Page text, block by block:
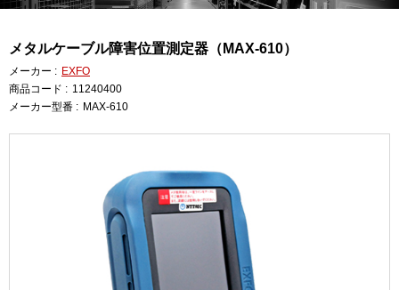
メタルケーブル障害位置測定器（MAX-610）
メーカー : EXFO
商品コード : 11240400
メーカー型番 : MAX-610